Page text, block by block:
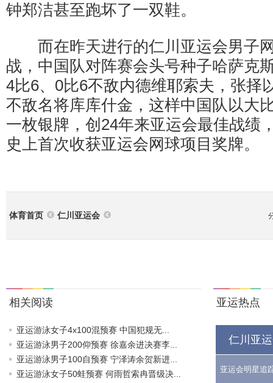
钟郑洁甚至跑坏了一双鞋。
而在昨天进行的仁川亚运会男子
战，中国队对阵赛会头号种子哈萨克
4比6、0比6不敌内德维耶索夫，张择
不敌名将库库什金，这样中国队以大
一枚银牌，创24年来亚运会最佳战绩
史上首次收获亚运会网球项目奖牌。
体育首页 仁川亚运会
相关阅读
亚运游泳女子4x100混预赛 中国犯规无...
亚运游泳男子200仰预赛 徐嘉余进决赛李...
亚运游泳男子100自预赛 宁泽涛余贺新进...
亚运游泳女子50蛙预赛 何雨哲索冉晋级决...
亚运热点
仁川亚
亚运会明星追